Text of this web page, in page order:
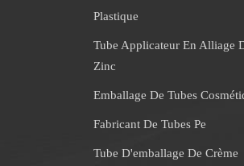
Plastique
Tube Applicateur En Alliage
Zinc
Emballage De Tubes
Fabricant De Tubes Pe
Tube D'emballage De Crème